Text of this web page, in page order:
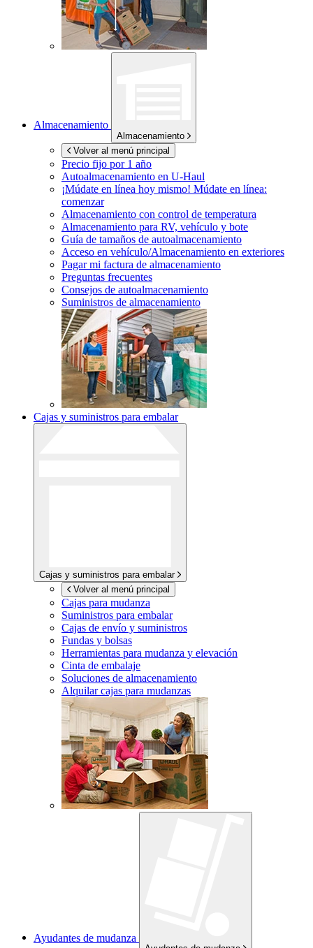
Almacenamiento
Almacenamiento
Volver al menú principal
Precio fijo por 1 año
Autoalmacenamiento en U-Haul
¡Múdate en línea hoy mismo! Múdate en línea:
comenzar
Almacenamiento con control de temperatura
Almacenamiento para RV, vehículo y bote
Guía de tamaños de autoalmacenamiento
Acceso en vehículo/Almacenamiento en exteriores
Pagar mi factura de almacenamiento
Preguntas frecuentes
Consejos de autoalmacenamiento
Suministros de almacenamiento
Cajas y suministros para embalar
Cajas y suministros para embalar
Volver al menú principal
Cajas para mudanza
Suministros para embalar
Cajas de envío y suministros
Fundas y bolsas
Herramientas para mudanza y elevación
Cinta de embalaje
Soluciones de almacenamiento
Alquilar cajas para mudanzas
Ayudantes de mudanza